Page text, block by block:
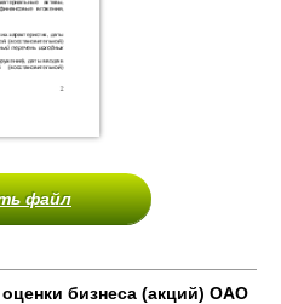
файл
бизнеса (акций) ОАО